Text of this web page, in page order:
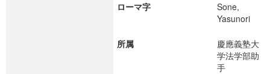
ローマ字
Sone,
Yasunori
所属
慶應義塾大
学法学部助
手